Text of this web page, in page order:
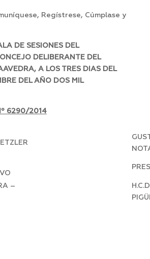
Regístrese, Cúmplase y
DE SESIONES DEL
DELIBERANTE DEL
A LOS TRES DIAS DEL
DEL AÑO DOS MIL
6290/2014
–